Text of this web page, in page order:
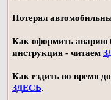
Потерял
Как оформить аварию
инструкция - читаем
Как ездить во время
ЗДЕСЬ.